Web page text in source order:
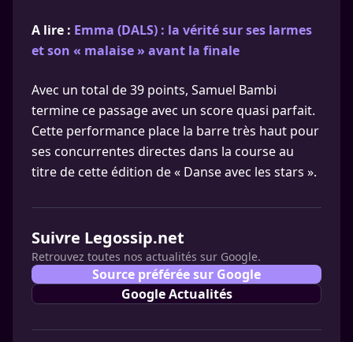
A lire : Emma (DALS) : la vérité sur ses larmes
et son « malaise » avant la finale
Avec un total de 39 points, Samuel Bambi
termine ce passage avec un score quasi parfait.
Cette performance place la barre très haut pour
ses concurrentes directes dans la course au
titre de cette édition de « Danse avec les stars ».
Suivre Legossip.net
Retrouvez toutes nos actualités sur Google.
Source préférée sur Google
Google Actualités